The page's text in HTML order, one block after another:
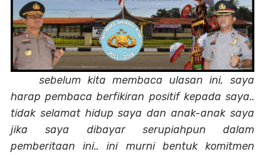
sebelum kita membaca ulasan ini, saya
harap pembaca berfikiran positif kepada saya..
tidak selamat hidup saya dan anak-anak saya
jika saya dibayar serupiahpun dalam
pemberitaan ini.. ini murni bentuk komitmen